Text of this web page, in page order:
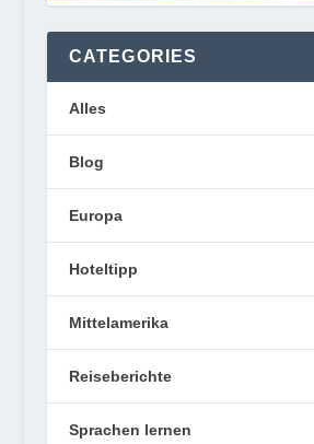
CATEGORIES
Alles
Blog
Europa
Hoteltipp
Mittelamerika
Reiseberichte
Sprachen lernen